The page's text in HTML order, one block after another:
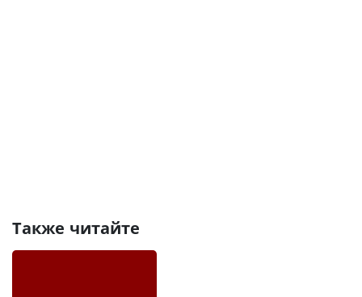
Также читайте